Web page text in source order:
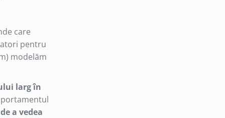
care
pentru
modelăm
larg în
a vedea